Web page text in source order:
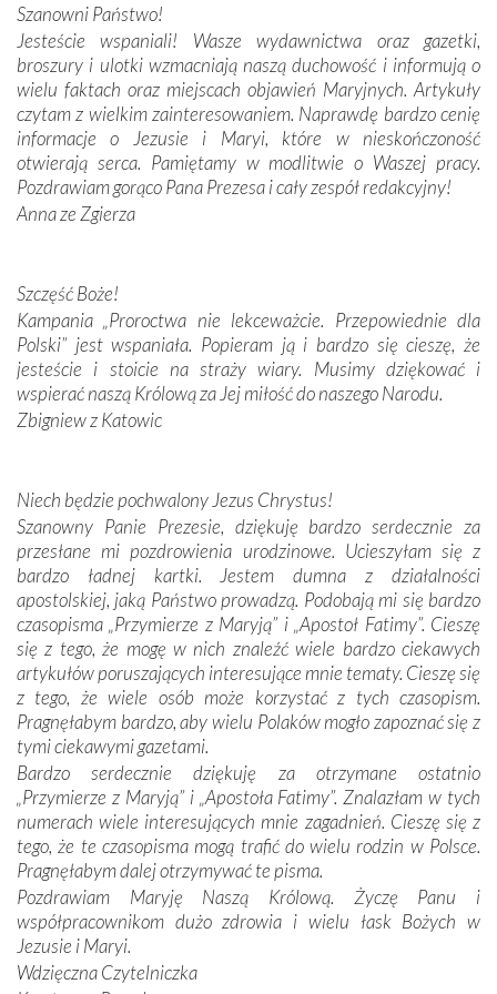
budowniczych.
Podążyliśmy też śladami fatimskich wizjonerów – Łucji
dos Santos oraz świętych Hiacynty i Franciszka Marto.
Modliliśmy się przy ich grobach. Odprawiliśmy Drogę
Krzyżową w ich rodzinnych stronach, odwiedziliśmy
domy, w których żyli.
W miejscu objawień Matki Bożej zapaliliśmy świece
Podczas tej kilkudniowej wyprawy na każdym kroku
spotykaliśmy się z serdeczną otwartością
Portugalczyków. Podziwialiśmy ich ludową sztukę i
zwyczaje. Mimo że nasze kraje są od siebie bardzo
oddalone, w żaden sposób nie czuliśmy się obco.
Sprawiła to oczywiście sama Matka Boża, ale też
kulturowa bliskość biorąca swój początek w naszej
mieliśmy okazję przekonać się, że Maryja swoją opieką
otacza nie tylko nasz naród, lecz wszystkie nacje, które
się Jej ufnie oddają, a także każdą osobę, która zawierza
Jej siebie oraz swych bliskich.
Dzieje Portugalii to również historia wierności Bogu i
odstępstw, także w życiu władców. Trudne momenty w
wymiarze tak osobistym, jak i zbiorowym, przypominają o
konieczności ciągłego zabiegania o własną duszę i o łaskę
Opatrzności. Wierność przynosi pomyślność –
przynajmniej w życiu duchowym. Odstępstwo owocuje
nieszczęściem i śmiercią. Te uniwersalne prawdy
przychodziły na myśl, gdy słuchaliśmy opowieści
przewodników o portugalskich monarchach i wodzach,
zwycięskich bitwach i nieszczęśliwych losach grzesznych
kochanków.
Byli tym razem pośród Apostołów Fatimy reprezentanci
każdego spośród żyjących pokoleń. Najmłodszy uczestnik
liczył sobie 13 lat, zaś senior, pan Zdzisław – już 94.
Szanowni Państwo!
Jesteście wspaniali! Wasze wydawnictwa oraz gazetki,
broszury i ulotki wzmacniają naszą duchowość i informują o
wielu faktach oraz miejscach objawień Maryjnych. Artykuły
czytam z wielkim zainteresowaniem. Naprawdę bardzo cenię
informacje o Jezusie i Maryi, które w nieskończoność
otwierają serca. Pamiętamy w modlitwie o Waszej pracy.
Pozdrawiam gorąco Pana Prezesa i cały zespół redakcyjny!
Anna ze Zgierza
Szczęść Boże!
Kampania „Proroctwa nie lekceważcie. Przepowiednie dla
Polski” jest wspaniała. Popieram ją i bardzo się cieszę, że
jesteście i stoicie na straży wiary. Musimy dziękować i
wspierać naszą Królową za Jej miłość do naszego Narodu.
Zbigniew z Katowic
Niech będzie pochwalony Jezus Chrystus!
Szanowny Panie Prezesie, dziękuję bardzo serdecznie za
przesłane mi pozdrowienia urodzinowe. Ucieszyłam się z
bardzo ładnej kartki. Jestem dumna z działalności
apostolskiej, jaką Państwo prowadzą. Podobają mi się bardzo
czasopisma „Przymierze z Maryją” i „Apostoł Fatimy”. Cieszę
się z tego, że mogę w nich znaleźć wiele bardzo ciekawych
artykułów poruszających interesujące mnie tematy. Cieszę się
z tego, że wiele osób może korzystać z tych czasopism.
Pragnęłabym bardzo, aby wielu Polaków mogło zapoznać się z
tymi ciekawymi gazetami.
Bardzo serdecznie dziękuję za otrzymane ostatnio
„Przymierze z Maryją” i „Apostoła Fatimy”. Znalazłam w tych
numerach wiele interesujących mnie zagadnień. Cieszę się z
tego, że te czasopisma mogą trafić do wielu rodzin w Polsce.
Pragnęłabym dalej otrzymywać te pisma.
Pozdrawiam Maryję Naszą Królową. Życzę Panu i
współpracownikom dużo zdrowia i wielu łask Bożych w
Jezusie i Maryi.
Wdzięczna Czytelniczka